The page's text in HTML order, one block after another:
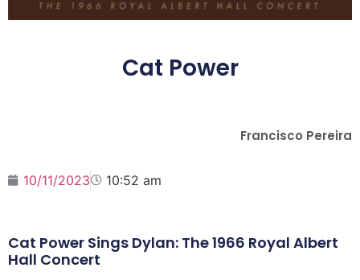
Cat Power
Francisco Pereira
10/11/2023 10:52 am
Cat Power Sings Dylan: The 1966 Royal Albert
Hall Concert